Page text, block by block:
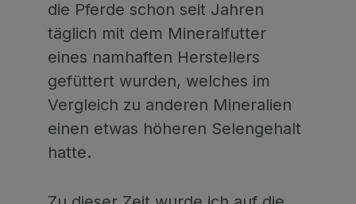
die Pferde schon seit Jahren
täglich mit dem Mineralfutter
eines namhaften Herstellers
gefüttert wurden, welches im
Vergleich zu anderen Mineralien
einen etwas höheren Selengehalt
hatte.